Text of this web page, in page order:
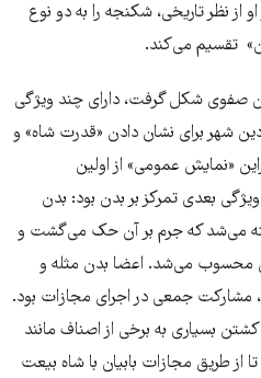
از نظر تاریخی، شکنجه را به دو نوع
تقسیم می‌کند.
صفوی شکل گرفت، دارای چند ویژگی
شهر برای نشان دادن «قدرت شاه» و
«نمایش عمومی» از اولین
بعدی تمرکز بر بدن بود: بدن
می‌شد که جرم بر آن حک می‌گشت و
محسوب می‌شد. اعضا بدن مثله و
مشارکت جمعی در اجرای مجازات بود.
مثلا در کشتار بابی‌ها در سال ۱۸۵۲ کشتن بسیاری به برخی از اصناف مانند
از طریق مجازات بابیان با شاه بیعت